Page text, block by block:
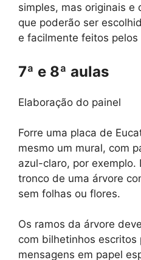
simples, mas originais e
que poderão ser
e facilmente feitos pelos
7ª e 8ª aulas
Elaboração do painel
Forre uma placa de
mesmo um mural, com
azul-claro, por exemplo.
tronco de uma árvore
sem folhas ou flores.
Os ramos da árvore
com bilhetinhos escritos
mensagens em papel